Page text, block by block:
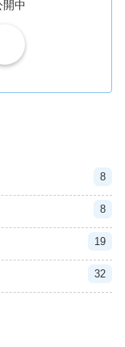
中
8
8
19
32